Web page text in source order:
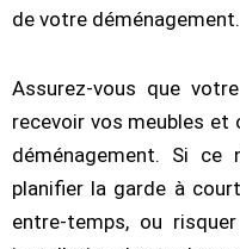
de votre déménagement.
Assurez-vous que
recevoir vos meubles et
déménagement. Si ce
planifier la garde à
entre-temps, ou